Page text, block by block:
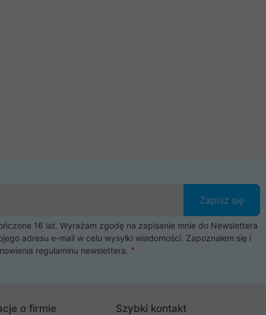
Zapisz się
16 lat. Wyrażam zgodę na zapisanie mnie do Newslettera
adresu e-mail w celu wysyłki wiadomości. Zapoznałem się i
regulaminu newslettera.
o firmie Szybki kontakt